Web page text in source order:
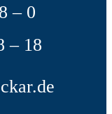
– 0
– 18